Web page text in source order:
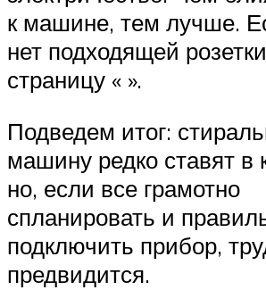
к машине, тем лучше.
нет подходящей
страницу « ».
Подведем итог:
машину редко ставят в
но, если все грамотно
спланировать и
подключить прибор,
предвидится.